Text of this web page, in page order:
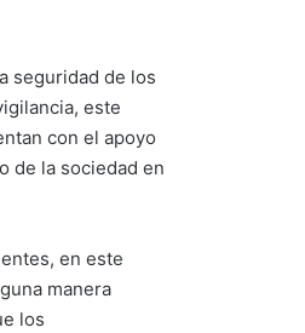
seguridad de los
este
con el apoyo
de la sociedad en
en este
manera
los